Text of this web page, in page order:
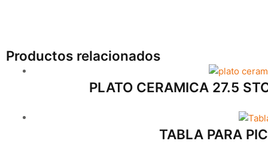
Productos relacionados
PLATO CERAMICA 27.5
TABLA PARA